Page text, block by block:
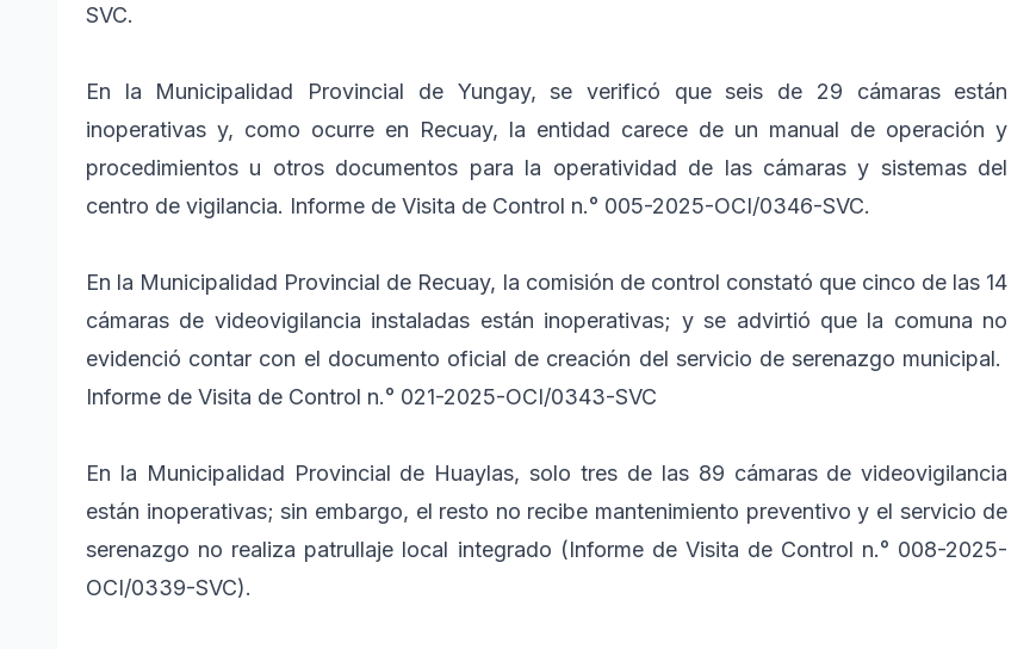
SVC.
En la Municipalidad Provincial de Yungay, se verificó que seis de 29 cámaras están
inoperativas y, como ocurre en Recuay, la entidad carece de un manual de operación y
procedimientos u otros documentos para la operatividad de las cámaras y sistemas del
centro de vigilancia. Informe de Visita de Control n.° 005-2025-OCI/0346-SVC.
En la Municipalidad Provincial de Recuay, la comisión de control constató que cinco de las 14
cámaras de videovigilancia instaladas están inoperativas; y se advirtió que la comuna no
evidenció contar con el documento oficial de creación del servicio de serenazgo municipal.
Informe de Visita de Control n.° 021-2025-OCI/0343-SVC
En la Municipalidad Provincial de Huaylas, solo tres de las 89 cámaras de videovigilancia
están inoperativas; sin embargo, el resto no recibe mantenimiento preventivo y el servicio de
serenazgo no realiza patrullaje local integrado (Informe de Visita de Control n.° 008-2025-
OCI/0339-SVC).